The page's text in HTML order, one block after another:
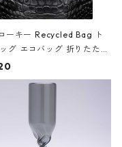
ーキー Recycled Bag ト
グ エコバッグ 折りたたみ
水加工 収納ポーチ CRO
Black クロコダイル/ブラ